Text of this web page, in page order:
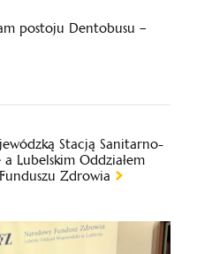
postoju Dentobusu –
Stacją Sanitarno-
Lubelskim Oddziałem
Zdrowia